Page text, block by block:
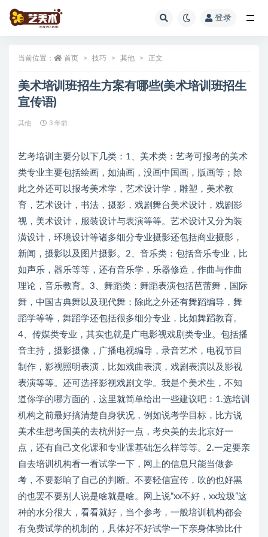
登录
当前位置： 首页 技巧 其他 正文
美术培训班招生方案有哪些(美术培训班招生
宣传语)
其他 3 年前
艺考培训主要分以下几类：1、美术类：艺考可报考的美术
类专业主要包括绘画，如油画，没画中国画，版画等；除
此之外还可以报考美术学，艺术设计学，雕塑，美术教
育，艺术设计，书法，摄影，戏剧舞台美术设计，戏剧影
视，美术设计，服装设计与表演等等。艺术设计又分为装
潢设计，环境设计等诸多细分专业摄影还包括商业摄影，
新闻，摄影以及图片摄影。2、音乐类：包括音乐专业，比
如声乐，器乐等等，还有音乐学，乐器修造，作曲与作曲
理论，音乐教育。3、舞蹈类：舞蹈表演包括芭蕾舞，国际
舞，中国古典舞以及现代舞；除此之外还有舞蹈编导，舞
蹈学等等，舞蹈学还包括很多细分专业，比如舞蹈教育。
4、传媒类专业，其实也就是广电影视戏剧类专业。包括播
音主持，摄影摄像，广播电视编导，录音艺术，电视节目
制作，影视照明表演，比如戏曲表演，戏剧表演以及影视
表演等等。还可选择影视戏剧文学。我是个美术生，不知
道你学的哪方面的，这里就简单给出一些建议吧：1.选培训
机构之前最好搞清楚自身状况，例如说考学目标，比方说
美术生想考国美的去杭州好一点，考央美的去北京好一
点，还有自己文化课和专业课基础怎么样等等。2.一定要亲
自去培训机构看一看试学一下，网上的信息只能当做参
考，不要影响了自己的判断。不要轻信宣传，吹的也好黑
的也罢不要别人说是啥就是啥。网上说“xx不好，xx垃圾”这
种的水分很大，看看就好，当个参考，一般培训机构都会
有免费试学的机制的，具体好不好试学一下亲身体验比什